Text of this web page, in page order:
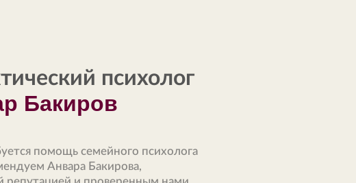
психолог
Бакиров
помощь семейного психолога
Анвара Бакирова,